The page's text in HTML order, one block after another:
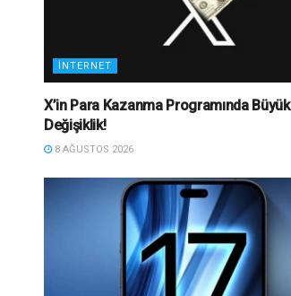
İNTERNET
X’in Para Kazanma Programında Büyük
Değişiklik!
8 AĞUSTOS 2026